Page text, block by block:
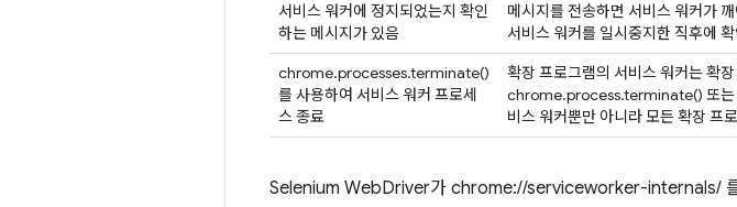
서비스 워커에 정지되었는지 확인
하는 메시지가 있음
메시지를 전송하면 서비스 워커가
서비스 워커를 일시중지한 직후에
chrome.processes.terminate()
를 사용하여 서비스 워커 프로세
스 종료
확장 프로그램의 서비스 워커는 확
chrome.process.terminate() 또는
비스 워커뿐만 아니라 모든 확장 프
Selenium WebDriver가 chrome://serviceworker-internals/ 를